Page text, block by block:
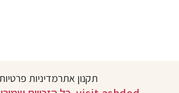
מדיניות פרטיותתקנון אתר